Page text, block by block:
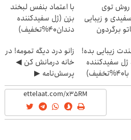
روش توی
و زیبایی
برگردون
با اعتماد بنفس لبخند
بزن (ژل سفیدکننده
دندان40%تخفیف)
زیبایی بده!
سفیدکننده
زانو درد دیگه تمومه! در
خانه درمانش کن ◀
پرسش‌نامه ▶